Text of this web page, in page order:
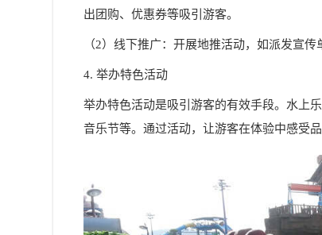
出团购、优惠券等吸引游客。
（2）线下推广：开展地推活动，如派发宣
4. 举办特色活动
举办特色活动是吸引游客的有效手段。水上
音乐节等。通过活动，让游客在体验中感受品